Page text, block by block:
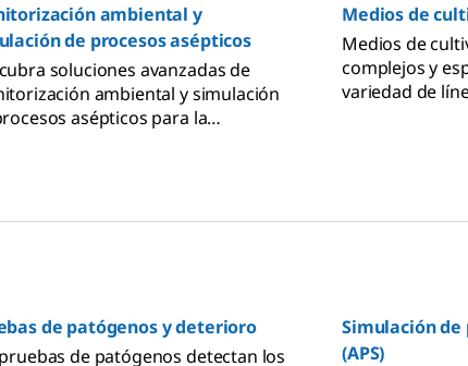
y prácticos de los organismos
ambiental y
de procesos asépticos
soluciones avanzadas de
ambiental y simulación
asépticos para la
Medios de
Medios de
complejos y
variedad de
de patógenos y deterioro
de patógenos detectan los
Simulación de
(APS)